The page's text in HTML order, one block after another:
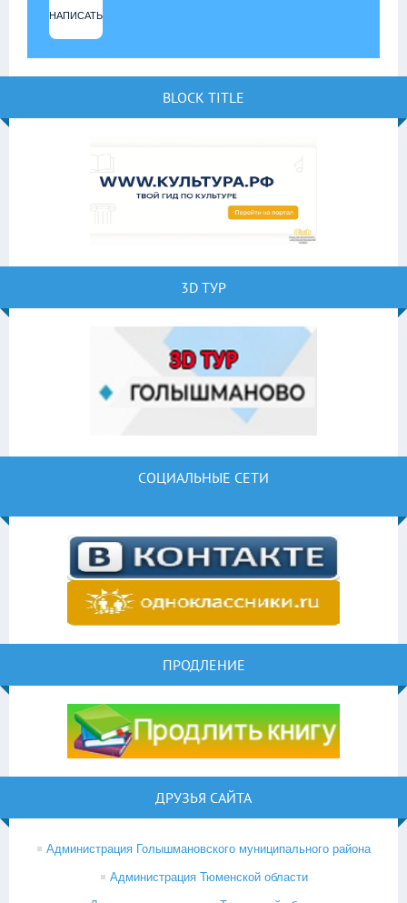
НАПИСАТЬ
BLOCK TITLE
3D ТУР
СОЦИАЛЬНЫЕ СЕТИ
ПРОДЛЕНИЕ
ДРУЗЬЯ САЙТА
Администрация Голышмановского муниципального района
Администрация Тюменской области